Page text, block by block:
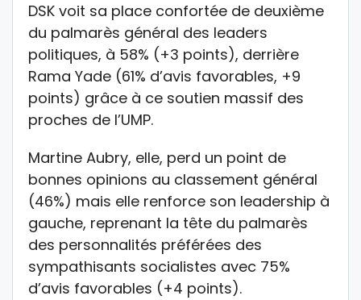
DSK voit sa place confortée de deuxième
du palmarès général des leaders
politiques, à 58% (+3 points), derrière
Rama Yade (61% d’avis favorables, +9
points) grâce à ce soutien massif des
proches de l’UMP.
Martine Aubry, elle, perd un point de
bonnes opinions au classement général
(46%) mais elle renforce son leadership à
gauche, reprenant la tête du palmarès
des personnalités préférées des
sympathisants socialistes avec 75%
d’avis favorables (+4 points).